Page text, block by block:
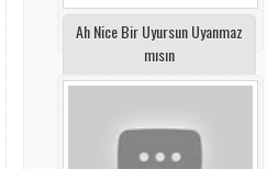
Ah Nice Bir Uyursun Uyanmaz
mısın